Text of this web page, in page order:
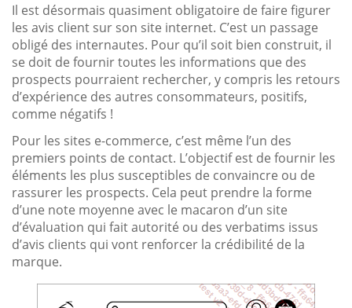
Il est désormais quasiment obligatoire de faire figurer
les avis client sur son site internet. C’est un passage
obligé des internautes. Pour qu’il soit bien construit, il
se doit de fournir toutes les informations que des
prospects pourraient rechercher, y compris les retours
d’expérience des autres consommateurs, positifs,
comme négatifs !
Pour les sites e-commerce, c’est même l’un des
premiers points de contact. L’objectif est de fournir les
éléments les plus susceptibles de convaincre ou de
rassurer les prospects. Cela peut prendre la forme
d’une note moyenne avec le macaron d’un site
d’évaluation qui fait autorité ou des verbatims issus
d’avis clients qui vont renforcer la crédibilité de la
marque.